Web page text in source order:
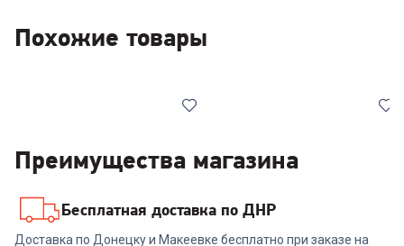
Похожие товары
Преимущества магазина
Бесплатная доставка по ДНР
Доставка по Донецку и Макеевке бесплатно при заказе на